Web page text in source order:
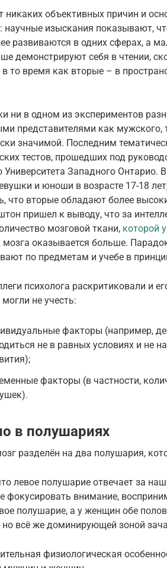
никаких объективных причин и
научные изыскания показывают,
развиваются в одних сферах, а
демонстрируют себя в чтении,
то время как вторые – в
ни в одном из экспериментов
представителями как мужского,
значимой. Последним
тестов, прошедших под
Университета Западного Онтарио.
и юноши в возрасте 17-18
что вторые обладают более
пришел к выводу, что за
мозговой ткани, которой
мозга оказывается больше.
по предметам и учебе в
психолога раскритиковали и
не учесть:
факторы (например,
не в равных условиях и не
факторы (в частности,
в полушариях
разделён на два полушария,
левое полушарие отвечает за
фокусировать внимание,
полушарие, а у женщин обе
но всё же доминирующей зоной
физиологическая